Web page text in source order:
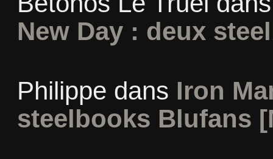
New Day : deux
Philippe dans Iron
steelbooks Blufans